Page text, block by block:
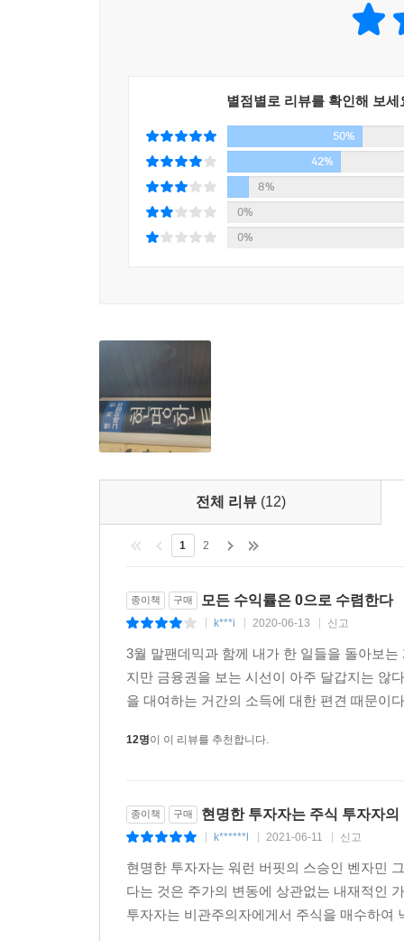
된다는 말이다. 현명한 투자자라면 보유 주식이
현명한 투자자로 거듭나는 법
그레이엄에 따르면, 포트폴리오 성격을 규정하
시합의 짜릿함을 즐기고 복잡한 지적 탐구를 마
조합을 끊임없이 연구하고 선별하고 검토하는 등
금전적인 계산을 하는 것을 번거롭게 여기는 ‘소
영구적인 자동조정 포트폴리오를 구축하라고 한다.
사람으로 일컫는 데 주저하지 않는 이유가 바로 여
별점별로 리뷰를 확인해 보세
50%
42%
8%
0%
0%
전체 리뷰 (12)
1 2
종이책 구매 모든 수익률은 0으로 수렴한다
k***i 2020-06-13 신고
3월 말팬데믹과 함께 내가 한 일들을 돌아보
지만 금융권을 보는 시선이 아주 달갑지는 않
을 대여하는 거간의 소득에 대한 편견 때문이
12명이 이 리뷰를 추천합니다.
종이책 구매 현명한 투자자는 주식 투자자의
k******l 2021-06-11 신고
현명한 투자자는 워런 버핏의 스승인 벤자민
다는 것은 주가의 변동에 상관없는 내재적인
투자자는 비관주의자에게서 주식을 매수하